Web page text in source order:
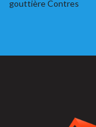
gouttière Contres